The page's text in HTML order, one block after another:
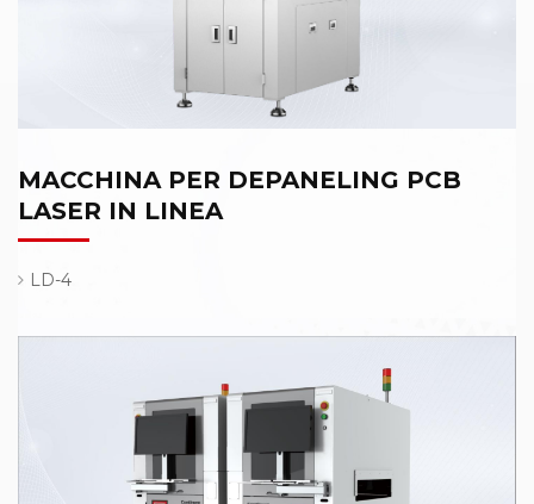
MACCHINA PER DEPANELING PCB
LASER IN LINEA
LD-4